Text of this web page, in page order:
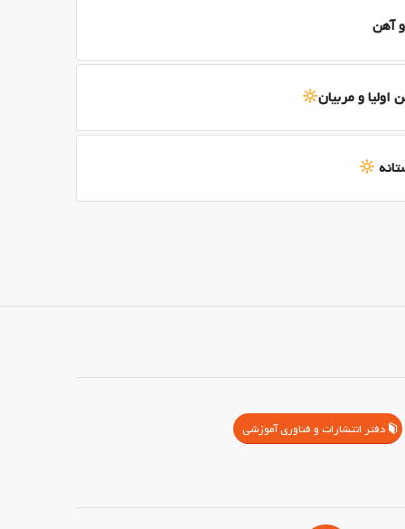
و مربیان
دفتر انتشارات و فناوری آموزشی